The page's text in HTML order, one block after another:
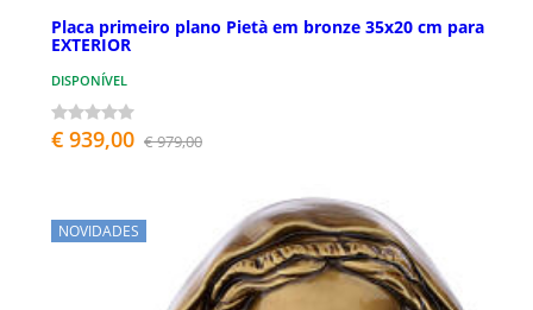
Placa primeiro plano Pietà em bronze 35x20 cm para
EXTERIOR
DISPONÍVEL
€ 939,00 € 979,00
NOVIDADES